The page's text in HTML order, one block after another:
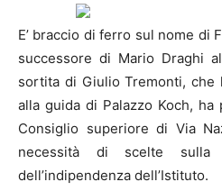
E’ braccio di ferro sul nome di
successore di Mario Draghi
sortita di Giulio Tremonti, che
alla guida di Palazzo Koch,
Consiglio superiore di Via
necessità di scelte sulla
dell’indipendenza dell’Istituto.